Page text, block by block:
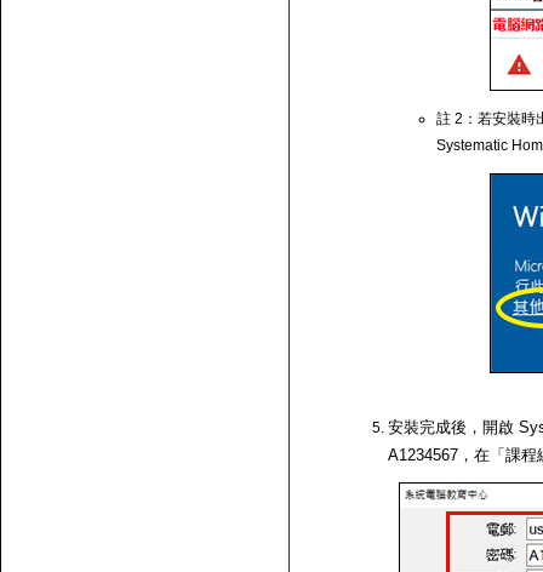
註 2：若安裝時
Systematic
安裝完成後，開啟
A1234567，在「課